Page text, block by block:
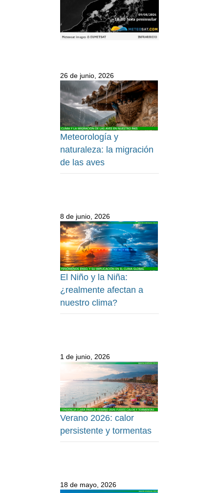
26 de junio, 2026
Meteorología y
naturaleza: la migración
de las aves
8 de junio, 2026
El Niño y la Niña:
¿realmente afectan a
nuestro clima?
1 de junio, 2026
Verano 2026: calor
persistente y tormentas
18 de mayo, 2026